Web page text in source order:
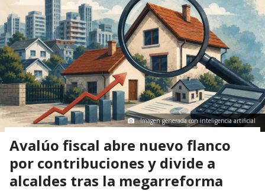
Imagen generada con inteligencia artificial
Avalúo fiscal abre nuevo flanco
por contribuciones y divide a
alcaldes tras la megarreforma